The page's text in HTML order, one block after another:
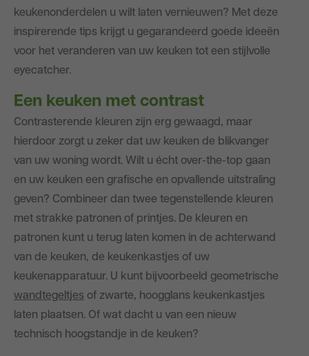
keukenonderdelen u wilt laten vernieuwen? Met deze
inspirerende tips krijgt u gegarandeerd goede ideeën
voor het veranderen van uw keuken tot een stijlvolle
eyecatcher.
Een keuken met contrast
Contrasterende kleuren zijn erg gewaagd, maar
hierdoor zorgt u zeker dat uw keuken de blikvanger
van uw woning wordt. Wilt u écht over-the-top gaan
en uw keuken een grafische en opvallende uitstraling
geven? Combineer dan twee tegenstellende kleuren
met strakke patronen of printjes. De kleuren en
patronen kunt u terug laten komen in de achterwand
van de keuken, de keukenkastjes of uw
keukenapparatuur. U kunt bijvoorbeeld geometrische
wandtegeltjes of zwarte, hoogglans keukenkastjes
laten plaatsen. Of wat dacht u van een nieuw
technisch hoogstandje in de keuken?